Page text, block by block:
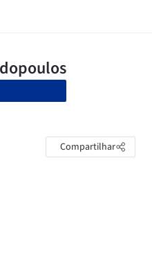
Compartilhar